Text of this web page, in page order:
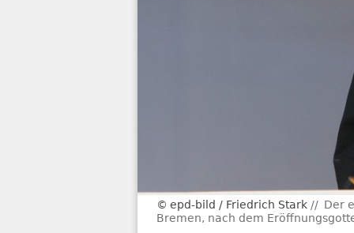
epd-bild / Friedrich Stark
Der
Bremen, nach dem